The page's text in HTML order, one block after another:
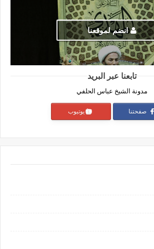
انضم لموقعنا
تابعنا عبر البريد
مدونة الشيخ عباس الحلفي
صفحتنا يوتيوب